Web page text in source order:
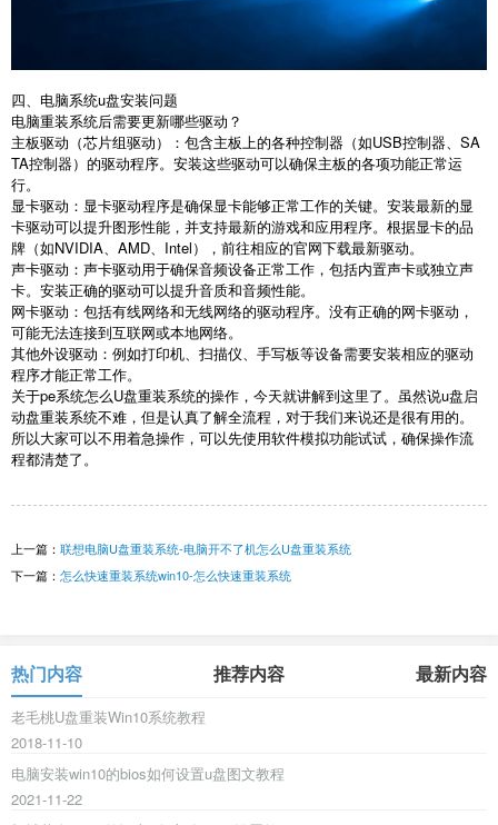
四、电脑系统u盘安装问题
电脑重装系统后需要更新哪些驱动？
主板驱动（芯片组驱动）：包含主板上的各种控制器（如USB控制器、 SA
TA控制器）的驱动程序。安装这些驱动可以确保主板的各项功能正常运
行。
显卡驱动：显卡驱动程序是确保显卡能够正常工作的关键。安装最新的显
卡驱动可以提升图形性能，并支持最新的游戏和应用程序。根据显卡的品
牌（如NVIDIA AMD Intel），前往相应的官网下载最新驱动。
声卡驱动：声卡驱动用于确保音频设备正常工作，包括内置声卡或独立声
卡。安装正确的驱动可以提升音质和音频性能。
网卡驱动：包括有线网络和无线网络的驱动程序。没有正确的网卡驱动，
可能无法连接到互联网或本地网络。
其他外设驱动：例如打印机、扫描仪、手写板等设备需要安装相应的驱动
程序才能正常工作。
关于pe系统怎么U盘重装系统的操作，今天就讲解到这里了。虽然说u盘启
动盘重装系统不难，但是认真了解全流程，对于我们来说还是很有用的。
所以大家可以不用着急操作，可以先使用软件模拟功能试试，确保操作流
程都清楚了。
上一篇： 联想电脑U盘重装系统-电脑开不了机怎么U盘重装系统
下一篇： 怎么快速重装系统win10-怎么快速重装系统
热门内容 推荐内容 最新内容
老毛桃U盘重装Win10系统教程
2018-11-10
电脑安装win10的bios如何设置u盘图文教程
2021-11-22